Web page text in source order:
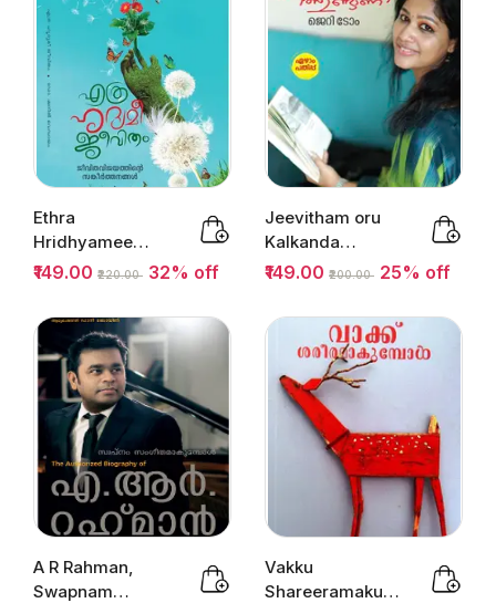
Ethra
Hridhyamee
Jeevitham |
ജീവിതം
₹149.00 ₹220.00 32% off
Jeevitham oru
Kalkanda
Thundanu |
കൽക്കണ്ട തുണ്ട്
₹149.00 ₹200.00 25% off
A R Rahman,
Swapnam
Vakku
Shareeramakum